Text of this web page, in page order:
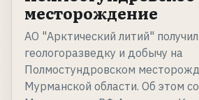
месторождение
АО "Арктический литий"
геологоразведку и добычу на
Полмостундровском
Мурманской области. Об этом